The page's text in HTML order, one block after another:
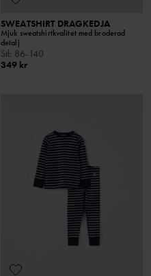
SWEATSHIRT DRAGKEDJA
Mjuk sweatshirtkvalitet med broderad
detalj
Stl: 86-140
349 kr